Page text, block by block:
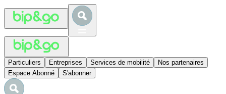
Particuliers Entreprises Services de mobilité
Nos partenaires
Espace Abonné
S'abonner